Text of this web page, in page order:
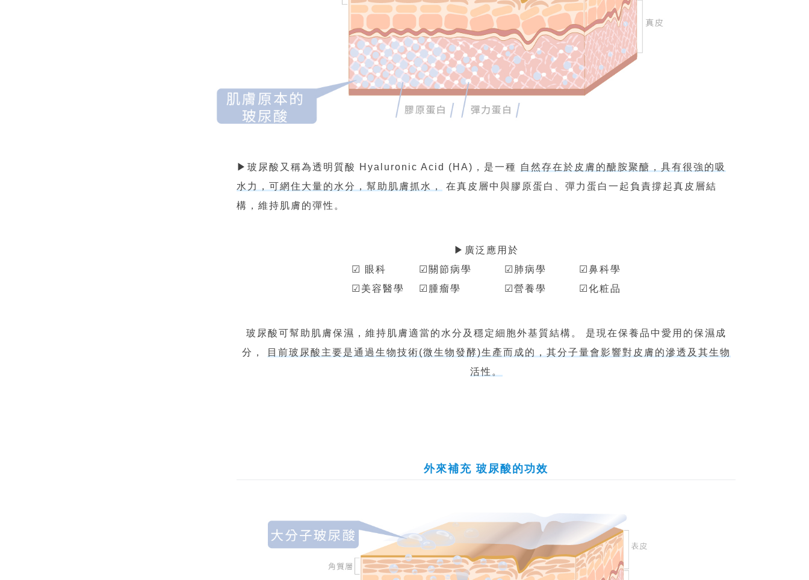
▶玻尿酸又稱為透明質酸 Hyaluronic Acid (HA)，是一種 自然存在於皮膚的醣胺聚醣，具有很強的吸
水力，可網住大量的水分，幫助肌膚抓水，
在真皮層中與膠原蛋白、彈力蛋白一起負責撐起真皮層結
構，維持肌膚的彈性。
▶廣泛應用於
☑ 眼科 ☑關節病學 ☑肺病學 ☑鼻科學
☑美容醫學 ☑腫瘤學 ☑營養學 ☑化粧品
玻尿酸可幫助肌膚保濕，維持肌膚適當的水分及穩定細胞外基質結構。 是現在保養品中愛用的保濕成
分，
目前玻尿酸主要是通過生物技術(微生物發酵)生產而成的，其分子量會影響對皮膚的滲透及其生物
活性。
外來補充 玻尿酸的功效